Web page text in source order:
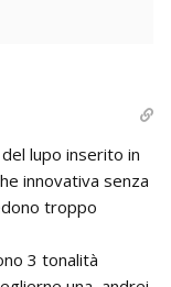
lupo inserito in
innovativa senza
troppo
3 tonalità